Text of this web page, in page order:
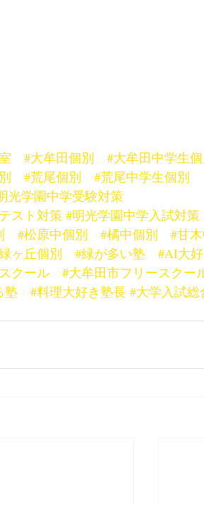
#大牟田個別
#大牟田中学生
#荒尾個別
#荒尾中学生個別
光学園中学受験対策
スト対策 #明光学園中学入試対策
#松原中個別 #橘中個別
#甘
ヶ丘個別 #緑が多い塾
#AI大
クール
#大牟田市フリースクー
塾
#料理大好き塾長 #大学入試